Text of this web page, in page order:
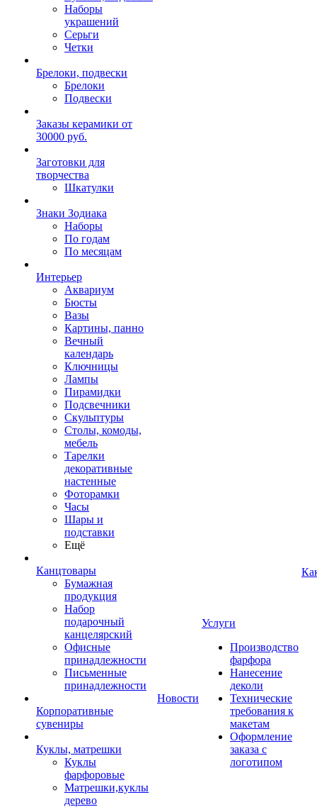
Наборы
украшений
Серьги
Четки
Брелоки, подвески
Брелоки
Подвески
Заказы керамики от
30000 руб.
Заготовки для
творчества
Шкатулки
Знаки Зодиака
Наборы
По годам
По месяцам
Интерьер
Аквариум
Бюсты
Вазы
Картины, панно
Вечный
календарь
Ключницы
Лампы
Пирамидки
Подсвечники
Скульптуры
Столы, комоды,
мебель
Тарелки
декоративные
настенные
Фоторамки
Часы
Шары и
подставки
Ещё
Канцтовары
Бумажная
продукция
Набор
подарочный
канцелярский
Офисные
принадлежности
Письменные
принадлежности
Корпоративные
сувениры
Куклы, матрешки
Куклы
фарфоровые
Матрешки,куклы
дерево
Новости
Услуги
Производство
фарфора
Нанесение
деколи
Технические
требования к
макетам
Оформление
заказа с
логотипом